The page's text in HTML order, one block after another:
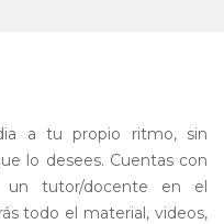
a tu propio ritmo, sin
lo desees. Cuentas con
un tutor/docente en el
todo el material, videos,